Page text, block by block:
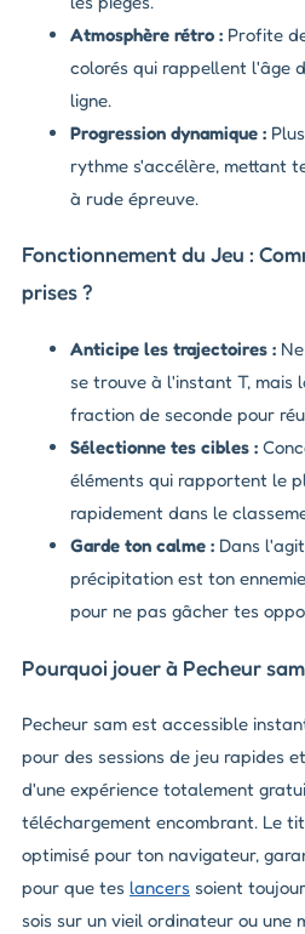
Atmosphère rétro : Profite
colorés qui rappellent l'âge
ligne.
Progression dynamique :
rythme s'accélère, mettant
à rude épreuve.
Fonctionnement du Jeu :
prises ?
Anticipe les trajectoires :
se trouve à l'instant T, mais
fraction de seconde pour
Sélectionne tes cibles :
éléments qui rapportent le
rapidement dans le
Garde ton calme : Dans
précipitation est ton
pour ne pas gâcher tes
Pourquoi jouer à Pecheur
Pecheur sam est accessible
pour des sessions de jeu rapides
d'une expérience totalement
téléchargement encombrant. Le
optimisé pour ton navigateur,
pour que tes lancers soient
sois sur un vieil ordinateur ou une